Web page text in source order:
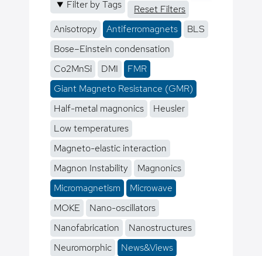
Filter by Tags
Reset Filters
Anisotropy
Antiferromagnets
BLS
Bose–Einstein condensation
Co2MnSi
DMI
FMR
Giant Magneto Resistance (GMR)
Half-metal magnonics
Heusler
Low temperatures
Magneto-elastic interaction
Magnon Instability
Magnonics
Micromagnetism
Microwave
MOKE
Nano-oscillators
Nanofabrication
Nanostructures
Neuromorphic
News&Views